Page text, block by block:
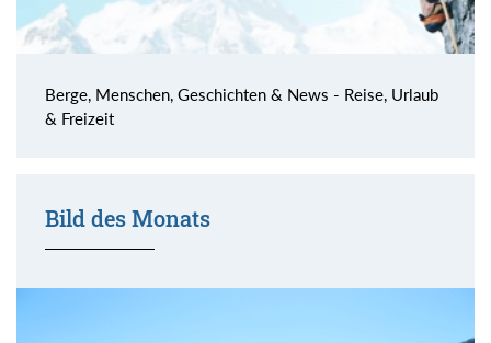
Berge, Menschen, Geschichten & News - Reise, Urlaub
& Freizeit
Bild des Monats